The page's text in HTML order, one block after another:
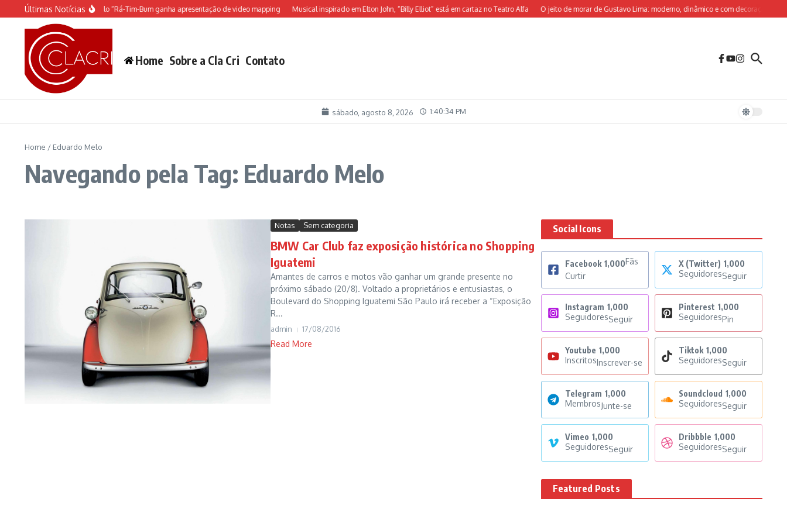
Ir para o conteúdo
Últimas Notícias
O espetáculo do Castelo “Rá-Tim-Bum ganha apresentação de video mapping Musical inspirado em Elton John, “Billy Elliot” está em cartaz no Teatro Alfa O jeito de morar de Gustavo Lima: moderno, dinâmico e com decoração sob
Home Sobre a Cla Cri Contato
sábado, agosto 8, 2026 1:40:34 PM
Home / Eduardo Melo
Navegando pela Tag: Eduardo Melo
Notas Sem categoria
BMW Car Club faz exposição histórica no Shopping
Iguatemi
Amantes de carros e motos vão ganhar um grande presente no
próximo sábado (20/8). Voltado a proprietários e entusiastas, o
Boulevard do Shopping Iguatemi São Paulo irá receber a “Exposição
R...
admin 17/08/2016
Read More
Social Icons
Facebook 1,000Fãs
Curtir
X (Twitter) 1,000
SeguidoresSeguir
Instagram 1,000
SeguidoresSeguir
Pinterest 1,000
SeguidoresPin
Youtube 1,000
InscritosInscrever-se
Tiktok 1,000
SeguidoresSeguir
Telegram 1,000
MembrosJunte-se
Soundcloud 1,000
SeguidoresSeguir
Vimeo 1,000
SeguidoresSeguir
Dribbble 1,000
SeguidoresSeguir
Featured Posts